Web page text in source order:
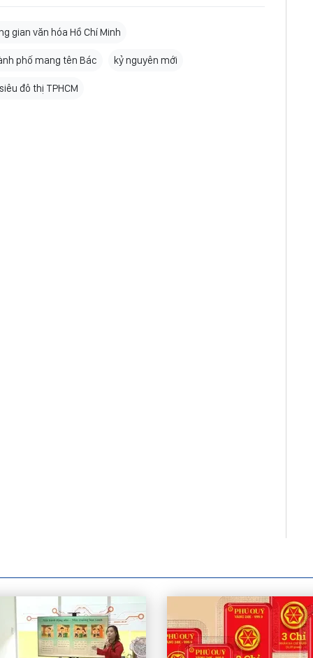
gian văn hóa Hồ Chí Minh
phố mang tên Bác kỷ nguyên mới
đô thị TPHCM